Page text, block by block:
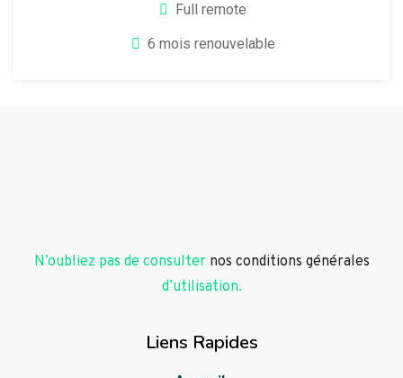
Full remote
6 mois renouvelable
N’oubliez pas de consulter nos conditions générales
d’utilisation.
Liens Rapides